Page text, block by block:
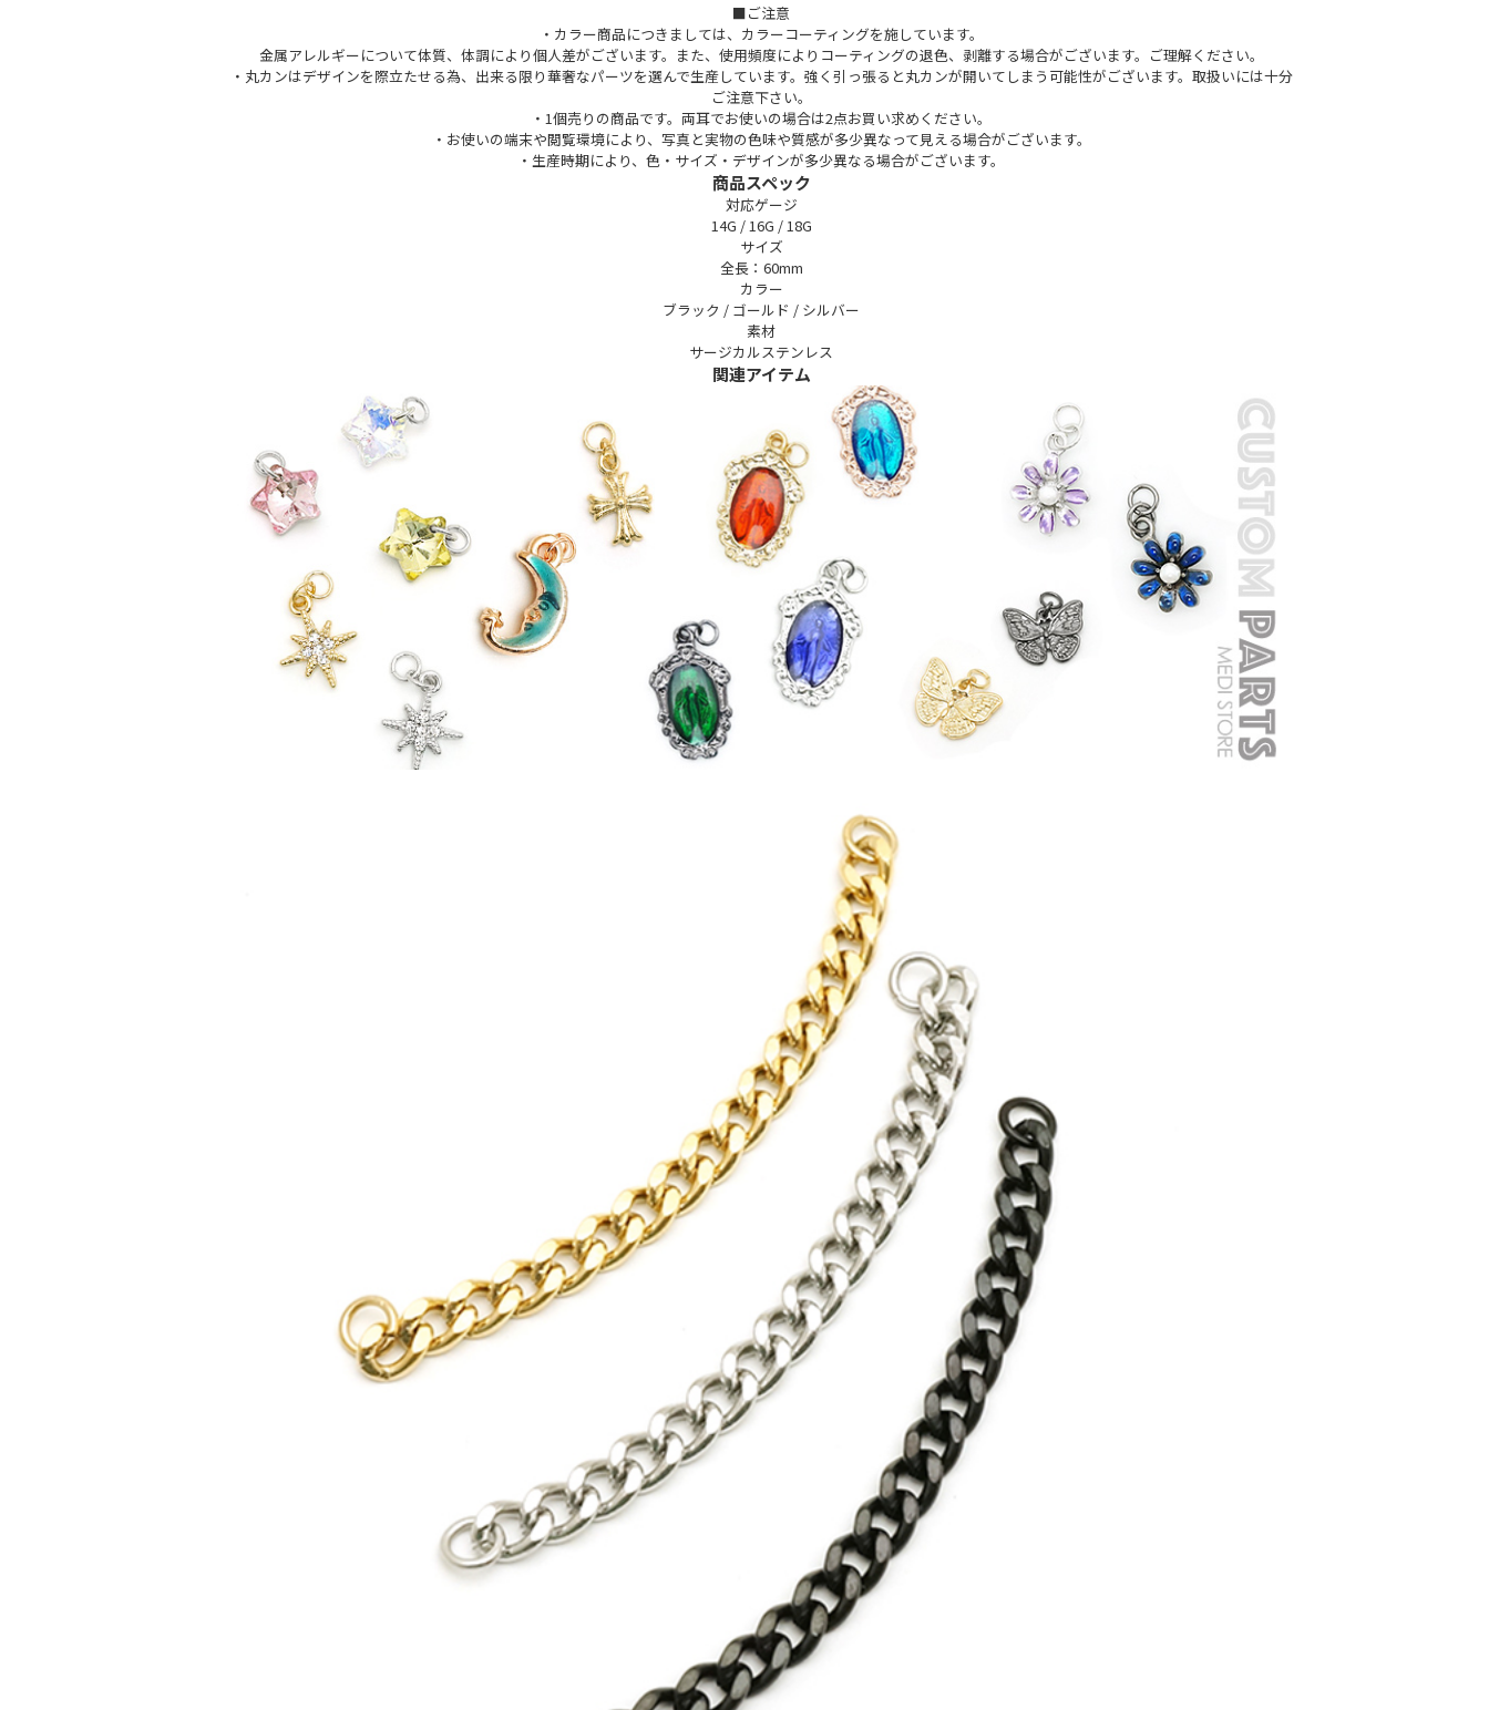
■ご注意
・カラー商品につきましては、カラーコーティングを施しています。
金属アレルギーについて体質、体調により個人差がございます。また、使用頻度によりコーティングの退色、剥離する場合がございます。ご理解ください。
・丸カンはデザインを際立たせる為、出来る限り華奢なパーツを選んで生産しています。強く引っ張ると丸カンが開いてしまう可能性がございます。取扱いには十分
ご注意下さい。
・1個売りの商品です。両耳でお使いの場合は2点お買い求めください。
・お使いの端末や閲覧環境により、写真と実物の色味や質感が多少異なって見える場合がございます。
・生産時期により、色・サイズ・デザインが多少異なる場合がございます。
商品スペック
対応ゲージ
14G / 16G / 18G
サイズ
全長：60mm
カラー
ブラック / ゴールド / シルバー
素材
サージカルステンレス
関連アイテム